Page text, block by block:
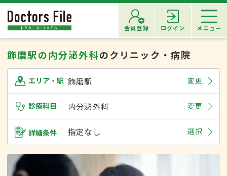
会員登録 ログイン メニュー
飾磨駅の内分泌外科のクリニック・病院
エリア・駅 飾磨駅 変更
診療科目 内分泌外科 変更
詳細条件 指定なし 選択